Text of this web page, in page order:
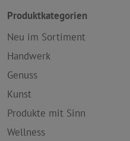
Produktkategorien
Neu im Sortiment
Handwerk
Genuss
Kunst
Produkte mit Sinn
Wellness